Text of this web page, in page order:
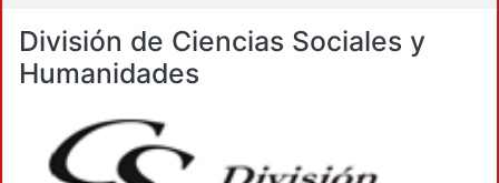
División de Ciencias Sociales y
Humanidades